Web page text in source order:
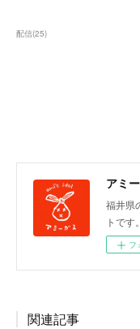
配信(25)
アミ
福井県
トです。
フ
関連記事